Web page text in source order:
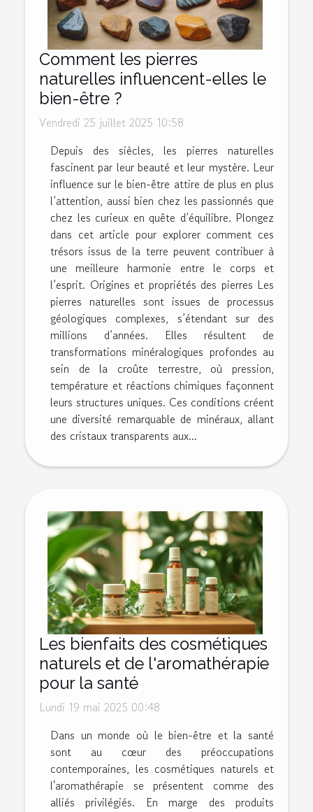
Comment les pierres
naturelles influencent-elles le
bien-être ?
Vendredi 25 juillet 2025 10:58
Depuis des siècles, les pierres naturelles
fascinent par leur beauté et leur mystère. Leur
influence sur le bien-être attire de plus en plus
l’attention, aussi bien chez les passionnés que
chez les curieux en quête d’équilibre. Plongez
dans cet article pour explorer comment ces
trésors issus de la terre peuvent contribuer à
une meilleure harmonie entre le corps et
l’esprit. Origines et propriétés des pierres Les
pierres naturelles sont issues de processus
géologiques complexes, s’étendant sur des
millions d’années. Elles résultent de
transformations minéralogiques profondes au
sein de la croûte terrestre, où pression,
température et réactions chimiques façonnent
leurs structures uniques. Ces conditions créent
une diversité remarquable de minéraux, allant
des cristaux transparents aux...
Les bienfaits des cosmétiques
naturels et de l'aromathérapie
pour la santé
Lundi 19 mai 2025 00:48
Dans un monde où le bien-être et la santé
sont au cœur des préoccupations
contemporaines, les cosmétiques naturels et
l'aromathérapie se présentent comme des
alliés privilégiés. En marge des produits